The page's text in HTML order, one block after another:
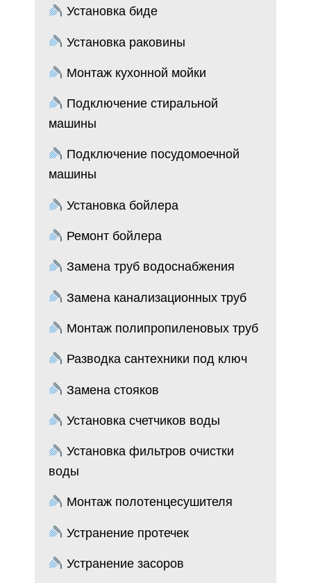
Установка биде
Установка раковины
Монтаж кухонной мойки
Подключение стиральной
машины
Подключение посудомоечной
машины
Установка бойлера
Ремонт бойлера
Замена труб водоснабжения
Замена канализационных труб
Монтаж полипропиленовых труб
Разводка сантехники под ключ
Замена стояков
Установка счетчиков воды
Установка фильтров очистки
воды
Монтаж полотенцесушителя
Устранение протечек
Устранение засоров